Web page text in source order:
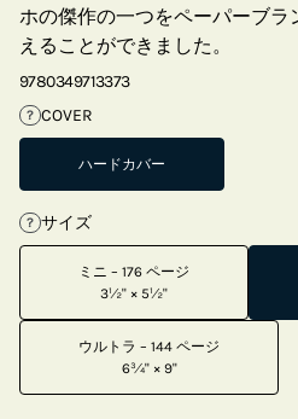
ホの傑作の一つをペーパーブ
えることができました。
9780349713373
? COVER
ハードカバー
? サイズ
ミニ – 176 ページ
3½" × 5½"
ウルトラ – 144 ページ
6¾" × 9"